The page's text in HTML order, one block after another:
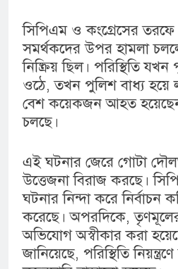
সিপিএম ও কংগ্রেসের তরফে
সমর্থকদের উপর হামলা
নিষ্ক্রিয় ছিল। পরিস্থিতি
ওঠে, তখন পুলিশ বাধ্য হয়ে
বেশ কয়েকজন আহত
চলছে।
এই ঘটনার জেরে গোটা
উত্তেজনা বিরাজ করছে।
ঘটনার নিন্দা করে নির্বাচন
করেছে। অপরদিকে,
অভিযোগ অস্বীকার করা
জানিয়েছে, পরিস্থিতি